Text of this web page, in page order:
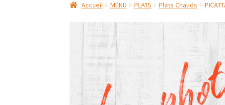
Accueil MENU PLATS Plats Chauds